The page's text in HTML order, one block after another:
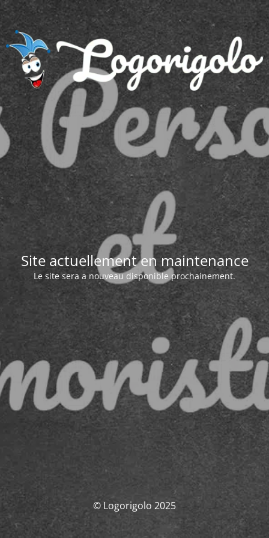
Site actuellement en maintenance
Le site sera a nouveau disponible prochainement.
© Logorigolo 2025